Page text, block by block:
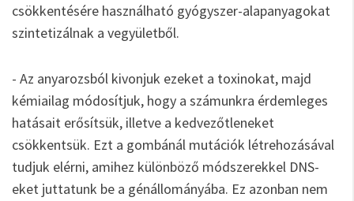
csökkentésére használható gyógyszer-alapanyagokat
szintetizálnak a vegyületből.
- Az anyarozsból kivonjuk ezeket a toxinokat, majd
kémiailag módosítjuk, hogy a számunkra érdemleges
hatásait erősítsük, illetve a kedvezőtleneket
csökkentsük. Ezt a gombánál mutációk létrehozásával
tudjuk elérni, amihez különböző módszerekkel DNS-
eket juttatunk be a génállományába. Ez azonban nem